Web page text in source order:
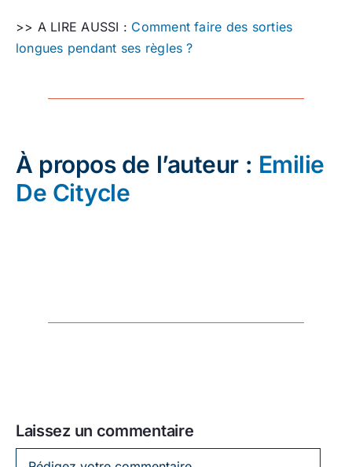
>> A LIRE AUSSI : Comment faire des sorties
longues pendant ses règles ?
À propos de l’auteur : Emilie
De Citycle
Laissez un commentaire
Laissez